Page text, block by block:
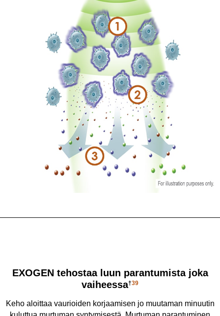
EXOGEN tehostaa luun parantumista joka
vaiheessa†39
Keho aloittaa vaurioiden korjaamisen jo muutaman minuutin